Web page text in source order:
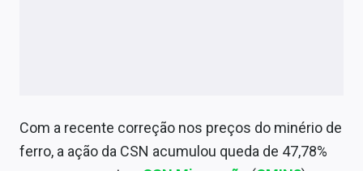
Com a recente correção nos preços do minério de
ferro, a ação da CSN acumulou queda de 47,78%